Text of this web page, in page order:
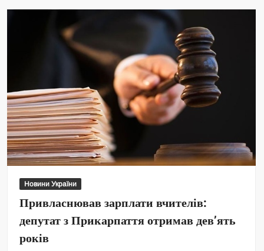
Новини України
Привласнював зарплати вчителів:
депутат з Прикарпаття отримав дев’ять
років